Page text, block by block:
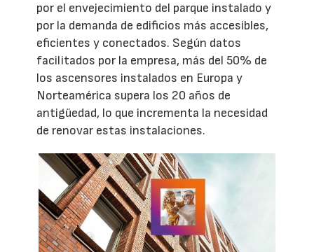
por el envejecimiento del parque instalado y
por la demanda de edificios más accesibles,
eficientes y conectados. Según datos
facilitados por la empresa, más del 50% de
los ascensores instalados en Europa y
Norteamérica supera los 20 años de
antigüedad, lo que incrementa la necesidad
de renovar estas instalaciones.